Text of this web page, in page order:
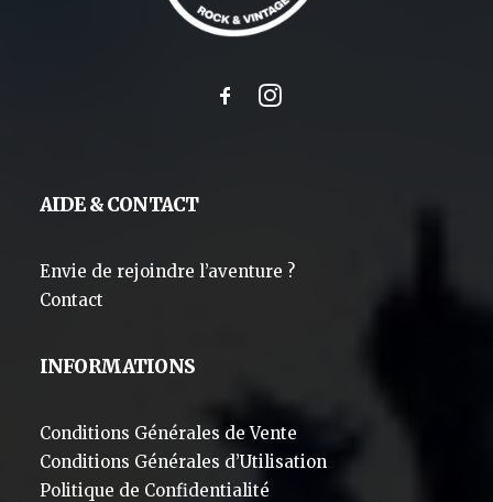
AIDE & CONTACT
Envie de rejoindre l’aventure ?
Contact
INFORMATIONS
Conditions Générales de Vente
Conditions Générales d’Utilisation
Politique de Confidentialité